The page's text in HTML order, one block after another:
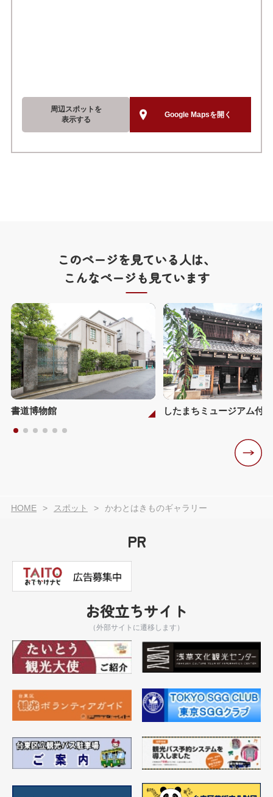
周辺スポットを
表示する
Google Mapsを開く
このページを見ている人は、
こんなページも見ています
書道博物館
HOME スポット かわとはきものギャラリー
PR
お役立ちサイト
（外部サイトに遷移します）